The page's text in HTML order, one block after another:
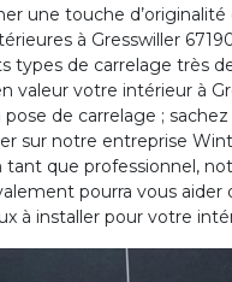
une touche
à Gresswiller
types de carrelage très
valeur votre intérieur à
pose de carrelage ;
sur notre entreprise
tant que professionnel,
pourra vous aider
à installer pour votre